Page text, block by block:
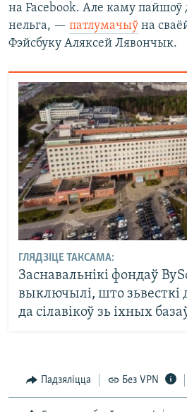
на Facebook. Але каму
нельга, — патлумачыў на
Фэйсбуку Аляксей Лявончык.
ГЛЯДЗІЦЕ ТАКСАМА:
Заснавальнікі фондаў
выключылі, што зьвесткі
да сілавікоў зь іхных
Падзяліцца Без VPN